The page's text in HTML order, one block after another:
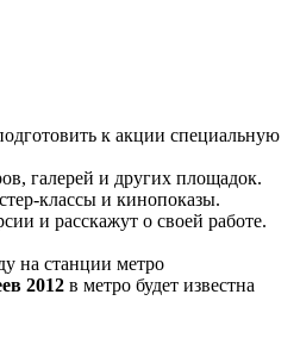
к акции специальную
галерей и других площадок.
классы и кинопоказы.
и расскажут о своей работе.
на станции метро
2012 в метро будет известна